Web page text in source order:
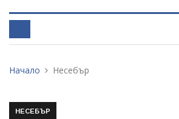
Начало Несебър
НЕСЕБЪР